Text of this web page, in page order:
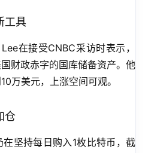
工具
在接受CNBC采访时表示，
财政赤字的国库储备资产。他
万美元，上涨空间可观。
仓
坚持每日购入1枚比特币，截